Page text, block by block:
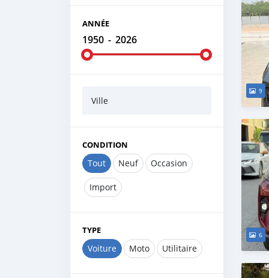
ANNÉE
1950 - 2026
Ville
CONDITION
Tout Neuf Occasion
Import
TYPE
Voiture Moto Utilitaire
9
6